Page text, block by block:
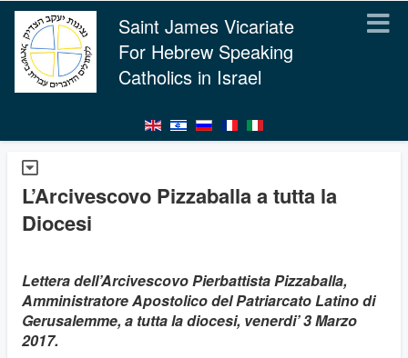
Saint James Vicariate
For Hebrew Speaking
Catholics in Israel
L’Arcivescovo Pizzaballa a tutta la
Diocesi
Lettera dell’Arcivescovo Pierbattista Pizzaballa,
Amministratore Apostolico del Patriarcato Latino di
Gerusalemme, a tutta la diocesi, venerdi’ 3 Marzo
2017.